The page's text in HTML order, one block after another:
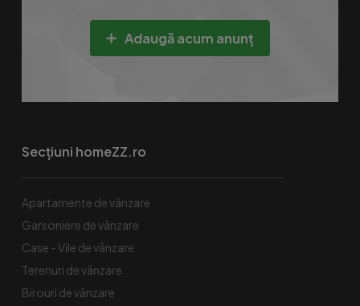
Adaugă acum anunț
Secțiuni homeZZ.ro
Apartamente de vânzare
Garsoniere de vânzare
Case - Vile de vânzare
Terenuri de vânzare
Birouri de vânzare